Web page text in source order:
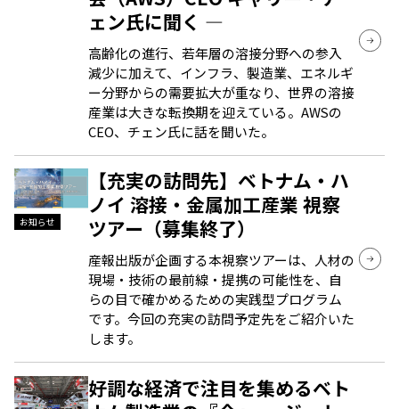
ェン氏に聞く ―
高齢化の進行、若年層の溶接分野への参入
減少に加えて、インフラ、製造業、エネルギ
ー分野からの需要拡大が重なり、世界の溶接
産業は大きな転換期を迎えている。AWSの
CEO、チェン氏に話を聞いた。
お知らせ
【充実の訪問先】ベトナム・ハ
ノイ 溶接・金属加工産業 視察
ツアー（募集終了）
産報出版が企画する本視察ツアーは、人材の
現場・技術の最前線・提携の可能性を、自
らの目で確かめるための実践型プログラム
です。今回の充実の訪問予定先をご紹介いた
します。
好調な経済で注目を集めるベト